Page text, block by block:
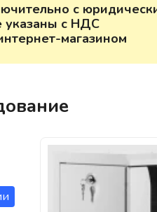
с
указаны с НДС
магазином